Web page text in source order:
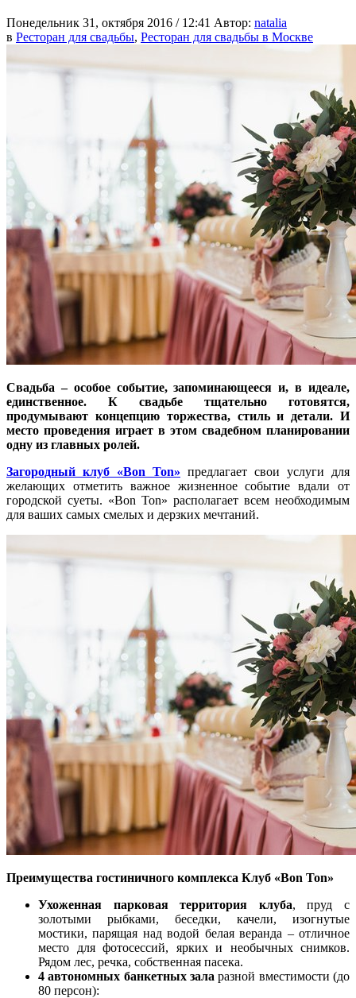
Понедельник 31, октября 2016 / 12:41 Автор: natalia
в Ресторан для свадьбы, Ресторан для свадьбы в Москве
Свадьба – особое событие, запоминающееся и, в идеале,
единственное. К свадьбе тщательно готовятся,
продумывают концепцию торжества, стиль и детали. И
место проведения играет в этом свадебном планировании
одну из главных ролей.
Загородный клуб «Bon Ton» предлагает свои услуги для
желающих отметить важное жизненное событие вдали от
городской суеты. «Bon Ton» располагает всем необходимым
для ваших самых смелых и дерзких мечтаний.
Преимущества гостиничного комплекса Клуб «Bon Ton»
Ухоженная парковая территория клуба, пруд с
золотыми рыбками, беседки, качели, изогнутые
мостики, парящая над водой белая веранда – отличное
место для фотосессий, ярких и необычных снимков.
Рядом лес, речка, собственная пасека.
4 автономных банкетных зала разной вместимости (до
80 персон):